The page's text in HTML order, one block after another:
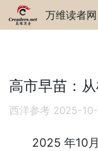
万维读者网
高市早苗：
西洋参考 2025-
2025 年10月4